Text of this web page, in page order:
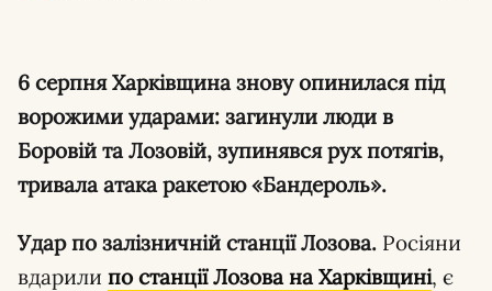
6 серпня Харківщина знову опинилася під
ворожими ударами: загинули люди в
Боровій та Лозовій, зупинявся рух потягів,
тривала атака ракетою «Бандероль».
Удар по залізничній станції Лозова. Росіяни
вдарили по станції Лозова на Харківщині, є